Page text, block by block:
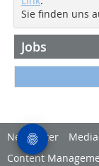
Sie finden uns
Jobs
Newsletter
Content